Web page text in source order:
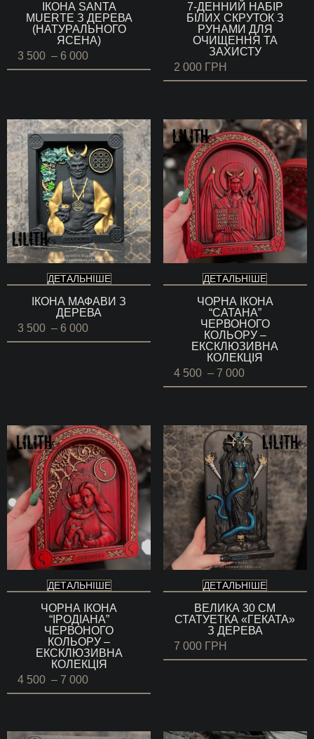
ІКОНА SANTA
MUERTE З ДЕРЕВА
(НАТУРАЛЬНОГО
ЯСЕНА)
3 500 – 6 000
цін:
6
000 ГРН
7-ДЕННИЙ НАБІР
БІЛИХ СКРУТОК З
РУНАМИ ДЛЯ
ОЧИЩЕННЯ ТА
ЗАХИСТУ
2 000 ГРН
ДЕТАЛЬНІШЕ
ІКОНА МАФАВИ З
ДЕРЕВА
3 500 – 6 000
цін:
ДЕТАЛЬНІШЕ
ЧОРНА ІКОНА
“САТАНА”
ЧЕРВОНОГО
КОЛЬОРУ –
ЕКСКЛЮЗИВНА
КОЛЕКЦІЯ
4 500 – 7 000
цін:
до
7
000 ГРН
ДЕТАЛЬНІШЕ
ЧОРНА ІКОНА
“ІРОДІАНА”
ЧЕРВОНОГО
КОЛЬОРУ –
ЕКСКЛЮЗИВНА
КОЛЕКЦІЯ
4 500 – 7 000
цін:
до
ДЕТАЛЬНІШЕ
ВЕЛИКА 30 СМ
СТАТУЕТКА «ГЕКАТА»
З ДЕРЕВА
7 000 ГРН